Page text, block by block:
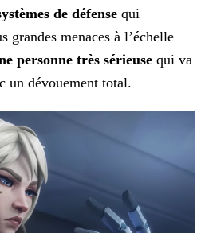
de défense qui
grandes menaces à l’échelle
personne très sérieuse qui va
un dévouement total.